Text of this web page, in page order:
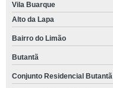
Vila Buarque
Alto da Lapa
Bairro do Limão
Butantã
Conjunto Residencial Butantã